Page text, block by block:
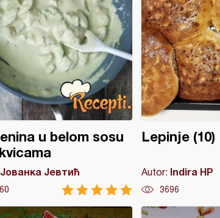
u belom sosu
Јованка Јевтић
Lepinje (10)
Autor: Indira HP
3696